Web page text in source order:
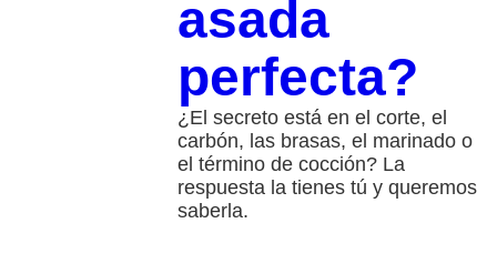
asada
perfecta?
¿El secreto está en el corte, el
carbón, las brasas, el marinado o
el término de cocción? La
respuesta la tienes tú y queremos
saberla.